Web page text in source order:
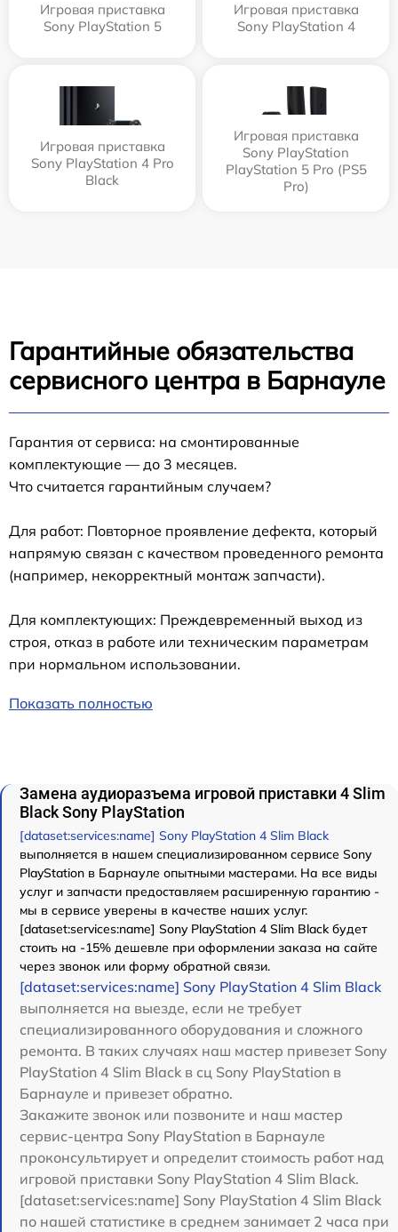
Игровая приставка
Sony PlayStation 5
Игровая приставка
Sony PlayStation 4
Игровая приставка
Sony PlayStation 4 Pro
Black
Игровая приставка
Sony PlayStation
PlayStation 5 Pro (PS5
Pro)
Гарантийные обязательства
сервисного центра в Барнауле
Гарантия от сервиса: на смонтированные
комплектующие — до 3 месяцев.
Что считается гарантийным случаем?
Для работ: Повторное проявление дефекта, который
напрямую связан с качеством проведенного ремонта
(например, некорректный монтаж запчасти).
Для комплектующих: Преждевременный выход из
строя, отказ в работе или техническим параметрам
при нормальном использовании.
Показать полностью
Замена аудиоразъема игровой приставки 4 Slim
Black Sony PlayStation
[dataset:services:name] Sony PlayStation 4 Slim Black
выполняется в нашем специализированном сервисе Sony
PlayStation в Барнауле опытными мастерами. На все виды
услуг и запчасти предоставляем расширенную гарантию -
мы в сервисе уверены в качестве наших услуг.
[dataset:services:name] Sony PlayStation 4 Slim Black будет
стоить на -15% дешевле при оформлении заказа на сайте
через звонок или форму обратной связи.
[dataset:services:name] Sony PlayStation 4 Slim Black
выполняется на выезде, если не требует
специализированного оборудования и сложного
ремонта. В таких случаях наш мастер привезет Sony
PlayStation 4 Slim Black в сц Sony PlayStation в
Барнауле и привезет обратно.
Закажите звонок или позвоните и наш мастер
сервис-центра Sony PlayStation в Барнауле
проконсультирует и определит стоимость работ над
игровой приставки Sony PlayStation 4 Slim Black.
[dataset:services:name] Sony PlayStation 4 Slim Black
по нашей статистике в среднем занимает 2 часа при